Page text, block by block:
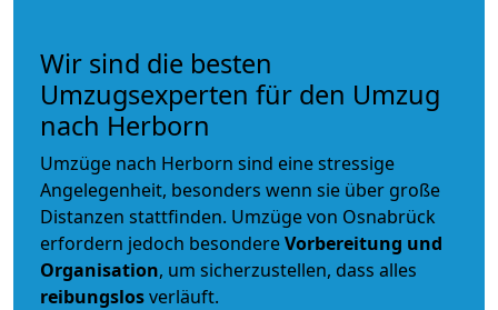
Wir sind die besten
Umzugsexperten für den Umzug
nach Herborn
Umzüge nach Herborn sind eine stressige
Angelegenheit, besonders wenn sie über große
Distanzen stattfinden. Umzüge von Osnabrück
erfordern jedoch besondereVorbereitung und
Organisation, um sicherzustellen, dass alles
reibungslosverläuft.